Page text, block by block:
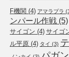
F機関 (4) アマラプラ
ンパール作戦 (5)
サイゴン (4) サイゴ
ル平原 (4) タイ (3)